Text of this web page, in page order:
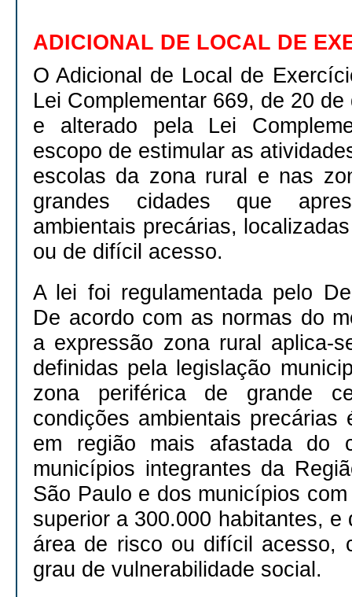
ADICIONAL DE LOCAL DE
O Adicional de Local de
Lei Complementar 669, de 20
e alterado pela Lei
escopo de estimular as
escolas da zona rural e nas
grandes cidades que
ambientais precárias,
ou de difícil acesso.
A lei foi regulamentada pelo
De acordo com as normas do
a expressão zona rural aplica-
definidas pela legislação
zona periférica de grande
condições ambientais precárias
em região mais afastada do
municípios integrantes da
São Paulo e dos municípios
superior a 300.000 habitantes, e
área de risco ou difícil acesso,
grau de vulnerabilidade social.